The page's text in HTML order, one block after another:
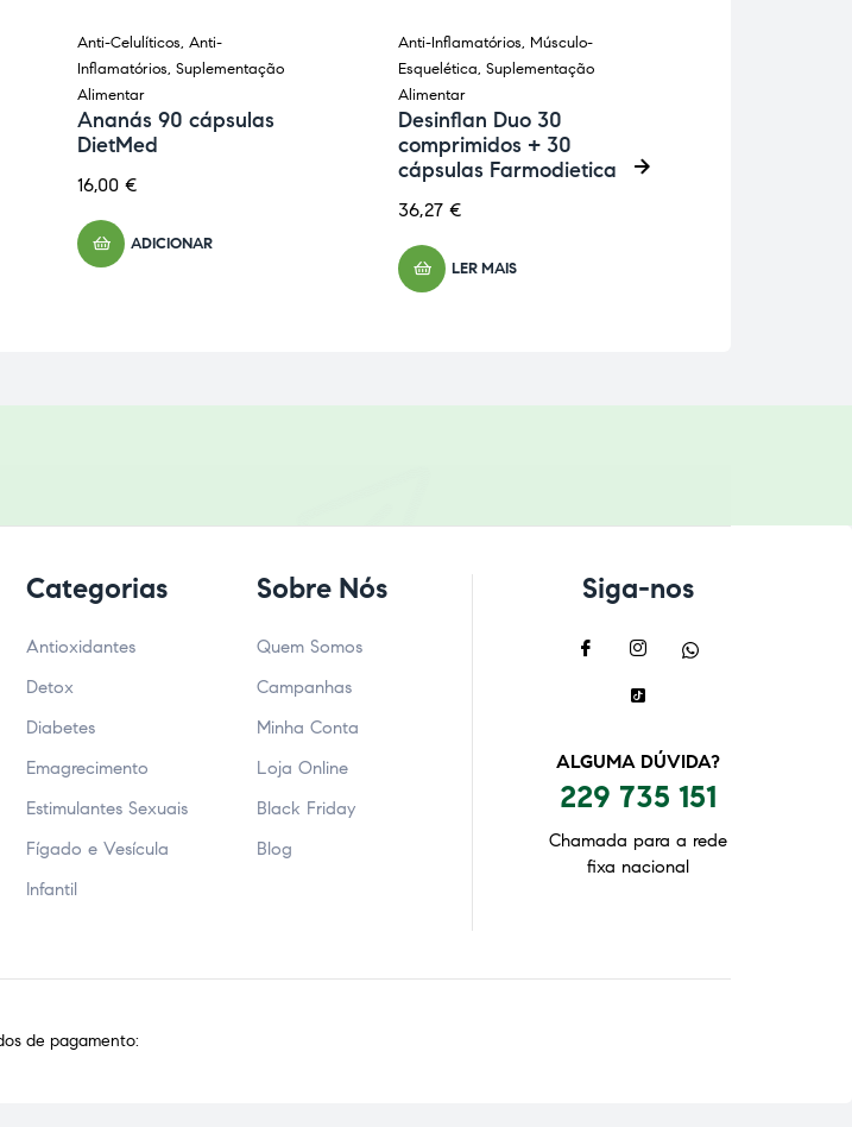
Anti-Celulíticos, Anti-
Inflamatórios, Suplementação
Alimentar
Ananás 90 cápsulas
DietMed
16,00 €
ADICIONAR
Anti-Inflamatórios, Músculo-
Esquelética, Suplementação
Alimentar
Desinflan Duo 30
comprimidos + 30
cápsulas Farmodietica
36,27 €
LER MAIS
Categorias
Antioxidantes
Detox
Diabetes
Emagrecimento
Estimulantes Sexuais
Fígado e Vesícula
Infantil
Sobre Nós
Quem Somos
Campanhas
Minha Conta
Loja Online
Black Friday
Blog
Siga-nos
ALGUMA DÚVIDA?
229 735 151
Chamada para a rede
fixa nacional
de pagamento: